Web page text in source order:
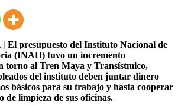
presupuesto del Instituto Nacional de
(INAH) tuvo un incremento
torno al Tren Maya y Transístmico,
del instituto deben juntar dinero
básicos para su trabajo y hasta cooperar
de limpieza de sus oficinas.